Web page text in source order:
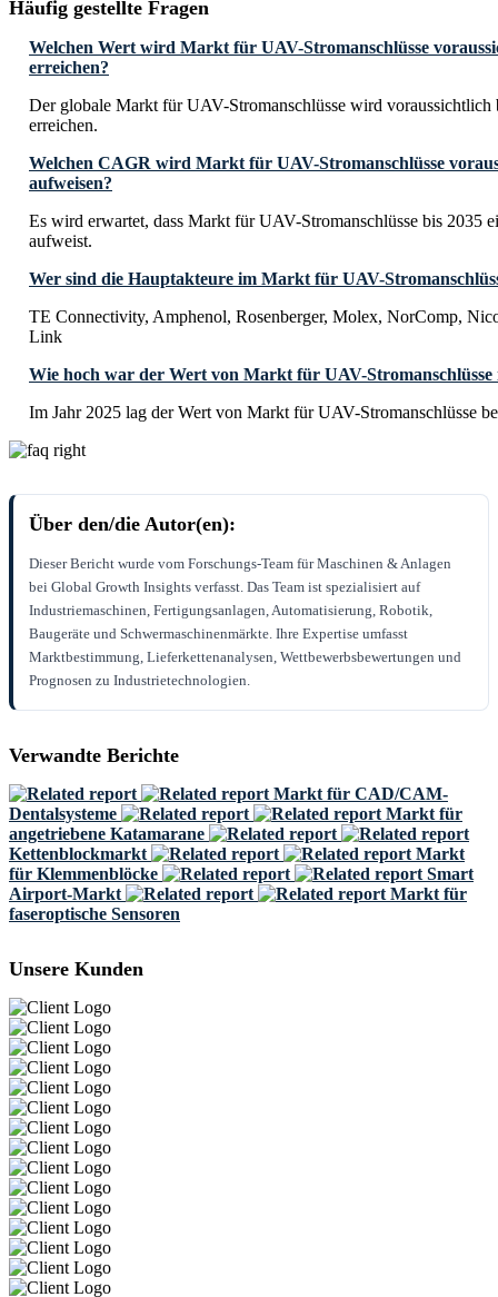
Häufig gestellte Fragen
Welchen Wert wird Markt für UAV-Stromanschlüsse
erreichen?
Der globale Markt für UAV-Stromanschlüsse wird
erreichen.
Welchen CAGR wird Markt für UAV-Stromanschlüsse
aufweisen?
Es wird erwartet, dass Markt für UAV-Stromanschlüsse bis 2035
aufweist.
Wer sind die Hauptakteure im Markt für UAV-
TE Connectivity, Amphenol, Rosenberger, Molex, NorComp,
Link
Wie hoch war der Wert von Markt für UAV-Stromanschlüsse
Im Jahr 2025 lag der Wert von Markt für UAV-Stromanschlüsse
Über den/die Autor(en):
Dieser Bericht wurde vom Forschungs-Team für Maschinen & Anlagen
bei Global Growth Insights verfasst. Das Team ist spezialisiert auf
Industriemaschinen, Fertigungsanlagen, Automatisierung, Robotik,
Baugeräte und Schwermaschinenmärkte. Ihre Expertise umfasst
Marktbestimmung, Lieferkettenanalysen, Wettbewerbsbewertungen und
Prognosen zu Industrietechnologien.
Verwandte Berichte
Markt für CAD/CAM-
Dentalsysteme
Markt für
angetriebene Katamarane
Kettenblockmarkt
Markt
für Klemmenblöcke
Smart
Airport-Markt
Markt für
faseroptische Sensoren
Unsere Kunden